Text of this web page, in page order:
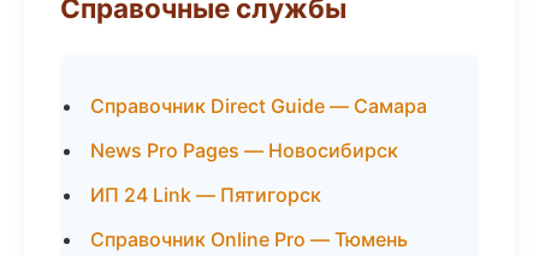
Справочные службы
Справочник Direct Guide — Самара
News Pro Pages — Новосибирск
ИП 24 Link — Пятигорск
Справочник Online Pro — Тюмень